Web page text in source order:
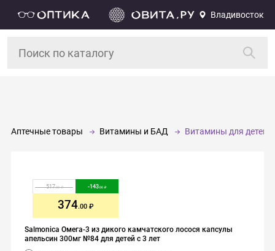
Владивосток
Аптечные товары Витамины и БАД Витамины для детей
Salmonica Омега-3 из дикого камчатского лосося капсулы
апельсин 300мг №84 для детей с 3 лет
517.00 -143.00
374.00